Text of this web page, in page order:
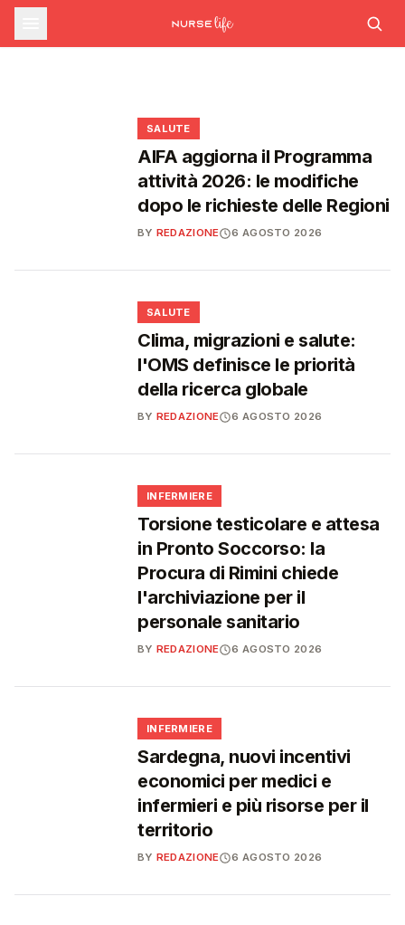
farmaceutica supera i 39 miliardi,
boom di farmaci per diabete e
Ondata di calore in lieve calo: il 7 agosto 26
città da bollino rosso, il giorno dopo
SALUTE
Emergenza caldo: il numero 1500 supera le
SALUTE
AIFA aggiorna il Programma
attività 2026: le modifiche
dopo le richieste delle Regioni
BY REDAZIONE 6 AGOSTO 2026
SALUTE
Clima, migrazioni e salute:
l'OMS definisce le priorità
della ricerca globale
BY REDAZIONE 6 AGOSTO 2026
INFERMIERE
Torsione testicolare e attesa
in Pronto Soccorso: la
Procura di Rimini chiede
l'archiviazione per il
personale sanitario
BY REDAZIONE 6 AGOSTO 2026
INFERMIERE
Sardegna, nuovi incentivi
economici per medici e
infermieri e più risorse per il
territorio
BY REDAZIONE 6 AGOSTO 2026